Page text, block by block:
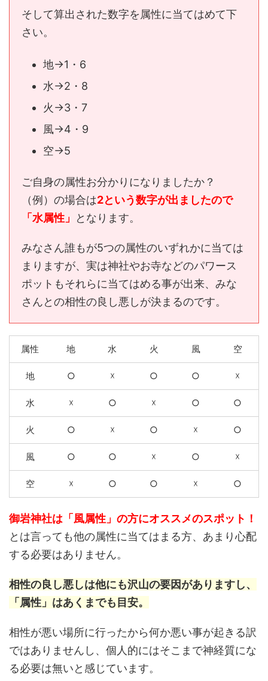
そして算出された数字を属性に当てはめて下
さい。
地→1・6
水→2・8
火→3・7
風→4・9
空→5
ご自身の属性お分かりになりましたか？
（例）の場合は2という数字が出ましたので
「水属性」
となります。
みなさん誰もが5つの属性のいずれかに当ては
まりますが、実は神社やお寺などのパワース
ポットもそれらに当てはめる事が出来、みな
さんとの相性の良し悪しが決まるのです。
属性 地 水 火 風 空
地 ○ ☓ ○ ○ ☓
水 ☓ ○ ☓ ○ ○
火 ○ ☓ ○ ☓ ○
風 ○ ○ ☓ ○ ☓
空 ☓ ○ ○ ☓ ○
御岩神社は「風属性」の方にオススメのスポット！
とは言っても他の属性に当てはまる方、あまり心配
する必要はありません。
相性の良し悪しは他にも沢山の要因がありますし、
「属性」はあくまでも目安。
相性が悪い場所に行ったから何か悪い事が起きる訳
ではありませんし、個人的にはそこまで神経質にな
る必要は無いと感じています。